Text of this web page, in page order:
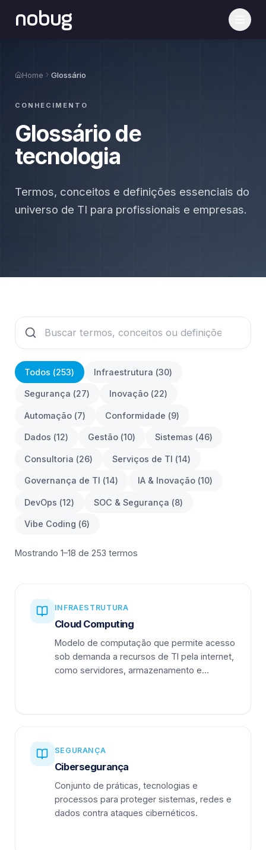
nobug
Home Glossário
CONHECIMENTO
Glossário de
tecnologia
Termos, conceitos e definições essenciais do
universo de TI para profissionais e empresas.
Todos (253) Infraestrutura (30)
Segurança (27) Inovação (22)
Automação (7) Conformidade (9)
Dados (12) Gestão (10) Sistemas (46)
Consultoria (26) Serviços de TI (14)
Governança de TI (14) IA & Inovação (10)
DevOps (12) SOC & Segurança (8)
Vibe Coding (6)
Mostrando 1–18 de 253 termos
INFRAESTRUTURA
Cloud Computing
Modelo de computação que permite acesso
sob demanda a recursos de TI pela internet,
como servidores, armazenamento e
SEGURANÇA
Cibersegurança
Conjunto de práticas, tecnologias e
processos para proteger sistemas, redes e
dados contra ataques cibernéticos.